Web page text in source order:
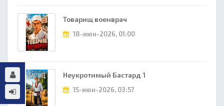
Товарищ военврач
18-июн-2026, 01:00
Неукротимый Бастард 1
15-июн-2026, 03:57